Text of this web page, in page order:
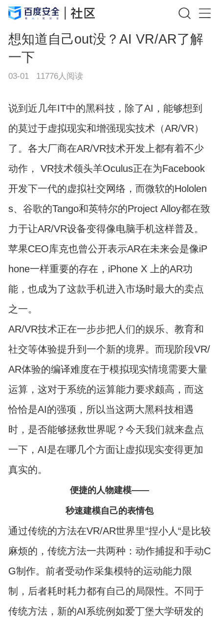
想知道自己out没？AI VR/AR了解
一下
03-01 11776人阅读
说到近几年IT中的黑科技，除了AI，能够想到
的莫过于虚拟现实和增强现实技术（AR/VR）
了。各大厂商在AR/VR技术开发上都有着不少
动作， VR技术领头羊Oculus正在为Facebook
开发下一代的虚拟社交网络，而微软的Hololen
s、谷歌的Tango和英特尔的Project Alloy都在致
力于让AR/VR设备变得像电脑手机这样普及。
苹果CEO库克也曾公开表示AR在未来会是像iP
hone一样重要的存在，iPhone X 上的AR功
能，也成为了这款手机进入市场时最大的卖点
之一。
AR/VR技术正在一步步把人们的娱乐、教育和
社交等体验提升到一个新的境界。而现阶段VR/
AR体验的编译难度在于模拟现实情境需要大量
运算，这对于系统的运算能力要求颇高，而这
恰恰是AI的强项，所以当这两大黑科技相遇
时，是否能够拯救世界呢？今天我们就来盘点
一下，AI是在哪几个方面让虚拟现实变得更加
真实的。
便捷的人物建模——
秒速建模自己的表情包
通过传统的方法在VR/AR世界里“捏小人“是比较
麻烦的，传统方法一共两种：动作捕捉和手动C
G制作。前者受动作采集模特的运动能力限
制，后者耗时耗力都有自己的局限性。不同于
传统方法，新的AI系统例如爱丁堡大学研发的